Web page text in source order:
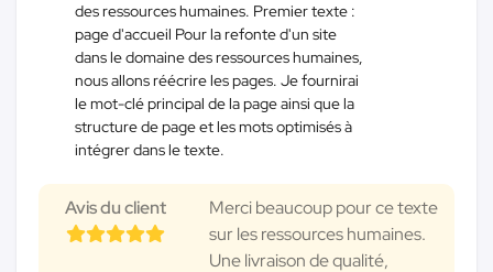
des ressources humaines. Premier texte :
page d'accueil Pour la refonte d'un site
dans le domaine des ressources humaines,
nous allons réécrire les pages. Je fournirai
le mot-clé principal de la page ainsi que la
structure de page et les mots optimisés à
intégrer dans le texte.
Avis du client
Merci beaucoup pour ce texte
sur les ressources humaines.
Une livraison de qualité,